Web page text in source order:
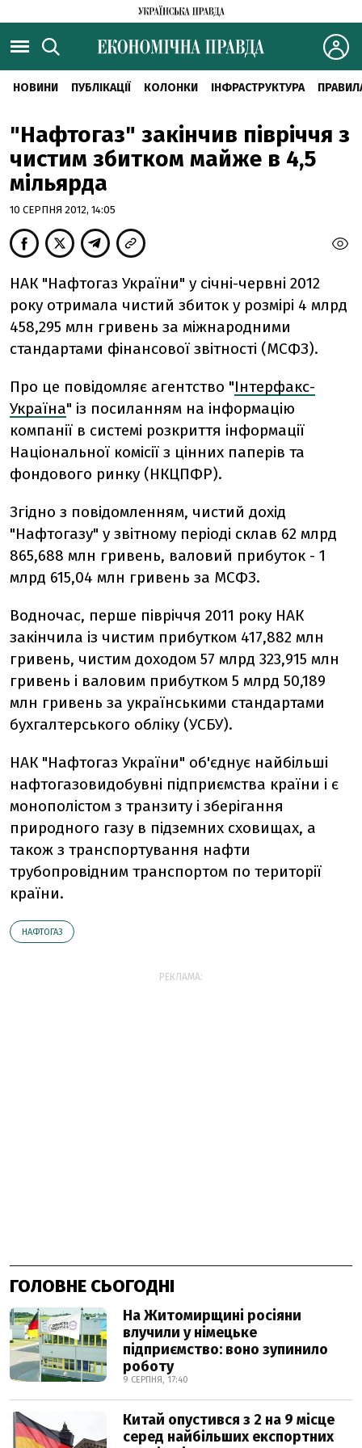
НОВИНИ ПУБЛІКАЦІЇ КОЛОНКИ ІНФРАСТРУКТУРА
"Нафтогаз" закінчив півріччя з
чистим збитком майже в 4,5
мільярда
10 СЕРПНЯ 2012, 14:05
НАК "Нафтогаз України" у січні-червні 2012
року отримала чистий збиток у розмірі 4 млрд
458,295 млн гривень за міжнародними
стандартами фінансової звітності (МСФЗ).
Про це повідомляє агентство "Інтерфакс-
Україна" із посиланням на інформацію
компанії в системі розкриття інформації
Національної комісії з цінних паперів та
фондового ринку (НКЦПФР).
Згідно з повідомленням, чистий дохід
"Нафтогазу" у звітному періоді склав 62 млрд
865,688 млн гривень, валовий прибуток - 1
млрд 615,04 млн гривень за МСФЗ.
Водночас, перше півріччя 2011 року НАК
закінчила із чистим прибутком 417,882 млн
гривень, чистим доходом 57 млрд 323,915 млн
гривень і валовим прибутком 5 млрд 50,189
млн гривень за українськими стандартами
бухгалтерського обліку (УСБУ).
НАК "Нафтогаз України" об'єднує найбільші
нафтогазовидобувні підприємства країни і є
монополістом з транзиту і зберігання
природного газу в підземних сховищах, а
також з транспортування нафти
трубопровідним транспортом по території
країни.
НАФТОГАЗ
РЕКЛАМА:
ГОЛОВНЕ СЬОГОДНІ
На Житомирщині росіяни
влучили у німецьке
підприємство: воно зупинило
роботу
9 СЕРПНЯ, 17:40
Китай опустився з 2 на 9 місце
серед найбільших експортних